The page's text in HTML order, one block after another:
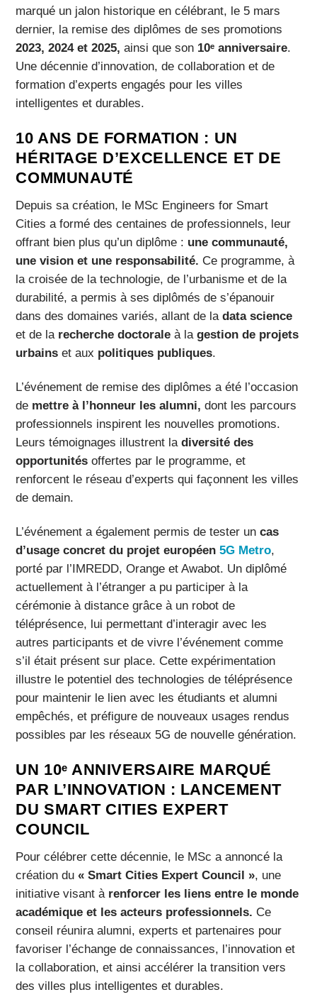
marqué un jalon historique en célébrant, le 5 mars
dernier, la remise des diplômes de ses promotions
2023, 2024 et 2025, ainsi que son 10ᵉ anniversaire.
Une décennie d’innovation, de collaboration et de
formation d’experts engagés pour les villes
intelligentes et durables.
10 ANS DE FORMATION : UN
HÉRITAGE D’EXCELLENCE ET DE
COMMUNAUTÉ
Depuis sa création, le MSc Engineers for Smart
Cities a formé des centaines de professionnels, leur
offrant bien plus qu’un diplôme : une communauté,
une vision et une responsabilité. Ce programme, à
la croisée de la technologie, de l’urbanisme et de la
durabilité, a permis à ses diplômés de s’épanouir
dans des domaines variés, allant de ladata science
et de la recherche doctorale à lagestion de projets
urbains et aux politiques publiques.
L’événement de remise des diplômes a été l’occasion
de mettre à l’honneur les alumni, dont les parcours
professionnels inspirent les nouvelles promotions.
Leurs témoignages illustrent ladiversité des
opportunités offertes par le programme, et
renforcent le réseau d’experts qui façonnent les villes
de demain.
L’événement a également permis de tester uncas
d’usage concret du projet européen5G Metro,
porté par l’IMREDD, Orange et Awabot. Un diplômé
actuellement à l’étranger a pu participer à la
cérémonie à distance grâce à un robot de
téléprésence, lui permettant d’interagir avec les
autres participants et de vivre l’événement comme
s’il était présent sur place. Cette expérimentation
illustre le potentiel des technologies de téléprésence
pour maintenir le lien avec les étudiants et alumni
empêchés, et préfigure de nouveaux usages rendus
possibles par les réseaux 5G de nouvelle génération.
UN 10ᵉ ANNIVERSAIRE MARQUÉ
PAR L’INNOVATION : LANCEMENT
DU SMART CITIES EXPERT
COUNCIL
Pour célébrer cette décennie, le MSc a annoncé la
création du« Smart Cities Expert Council », une
initiative visant à renforcer les liens entre le monde
académique et les acteurs professionnels. Ce
conseil réunira alumni, experts et partenaires pour
favoriser l’échange de connaissances, l’innovation et
la collaboration, et ainsi accélérer la transition vers
des villes plus intelligentes et durables.